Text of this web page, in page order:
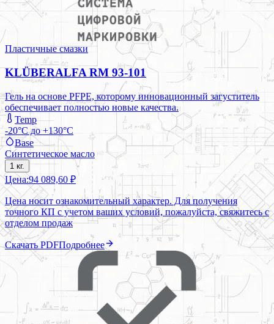
Пластичные смазки
KLÜBERALFA RM 93-101
Гель на основе PFPE, которому инновационный загуститель
обеспечивает полностью новые качества.
Temp
-20°C до +130°C
Base
Синтетическое масло
1 кг.
Цена:94 089,60 ₽
Цена носит ознакомительный характер. Для получения
точного КП с учетом ваших условий, пожалуйста, свяжитесь с
отделом продаж
Скачать PDFПодробнее